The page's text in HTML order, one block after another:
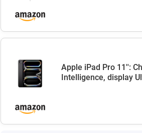
Apple iPad Pro 11'':
Intelligence, display